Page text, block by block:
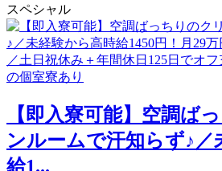
スペシャル
【即入寮可能】空調ば
ンルームで汗知らず♪／
給1...